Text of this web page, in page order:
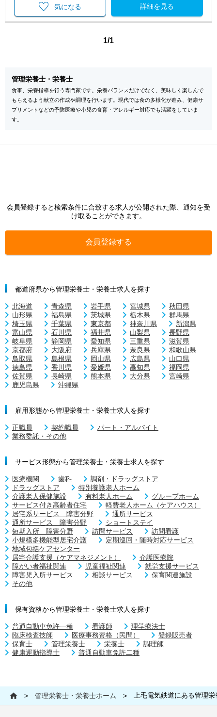
詳細を見る
気になる
1/1
管理栄養士・栄養士
食事、栄養指導を行う専門家です。栄養バランスだけでなく、美味しく楽しんで
もらえるよう献立の作成や調理を行います。現代では食の多様化が進み、健康サ
プリメントなどの予防医療や小児の食育・アレルギー対応でも活躍をしていま
す。
会員登録すると検索条件に合致する求人が公開された際、通知を受
け取ることができます。
会員登録する
都道府県から管理栄養士・栄養士求人を探す
北海道 青森県 岩手県 宮城県
秋田県
山形県
福島県 茨城県 栃木県
群馬県
埼玉県
千葉県 東京都 神奈川県
新潟県
富山県
石川県 福井県 山梨県
長野県
岐阜県
静岡県 愛知県 三重県
滋賀県
京都府
大阪府 兵庫県 奈良県
和歌山県
鳥取県
島根県 岡山県 広島県
山口県
徳島県
香川県 愛媛県 高知県
福岡県
佐賀県
長崎県 熊本県 大分県
宮崎県
鹿児島県
沖縄県
雇用形態から管理栄養士・栄養士求人を探す
正職員 契約職員
パート・アルバイト
業務委託・その他
サービス形態から管理栄養士・栄養士求人を探す
医療機関 歯科
調剤・ドラッグストア
ドラッグストア
特別養護老人ホーム
介護老人保健施設
有料老人ホーム
グループホーム
サービス付き高齢者住宅
軽費老人ホーム（ケアハウス）
居宅系サービス 障害分野
通所サービス
通所サービス 障害分野
ショートステイ
短期入所 障害分野
訪問サービス
訪問看護
小規模多機能型居宅介護
定期巡回・随時対応サービス
地域包括ケアセンター
居宅介護支援（ケアマネジメント）
介護医療院
障がい者福祉関連
児童福祉関連
就労支援サービス
障害児入所サービス
相談サービス
保育関連施設
その他
保有資格から管理栄養士・栄養士求人を探す
普通自動車免許一種 看護師
理学療法士
臨床検査技師
医療事務資格（民間）
登録販売者
保育士
管理栄養士 栄養士
調理師
健康運動指導士
普通自動車免許二種
> 管理栄養士・栄養士ホーム > 上毛電気鉄道にある管理